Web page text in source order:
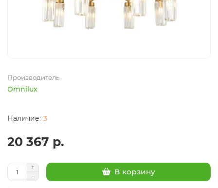
Производитель
Omnilux
3
20 367 р.
В корзину